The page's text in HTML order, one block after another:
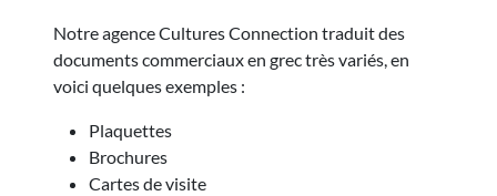
Notre agence Cultures Connection traduit des
documents commerciaux en grec très variés, en
voici quelques exemples :
Plaquettes
Brochures
Cartes de visite